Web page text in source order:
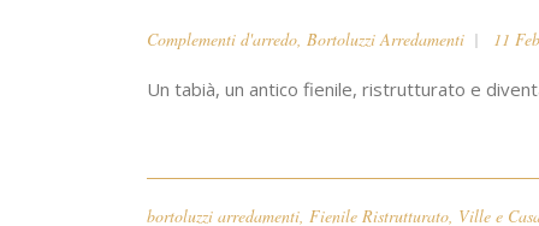
Complementi d'arredo, Bortoluzzi Arredamenti 11
Un tabià, un antico fienile, ristrutturato e
bortoluzzi arredamenti, Fienile Ristrutturato, Ville e